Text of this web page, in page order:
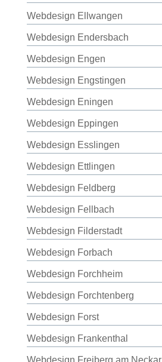
Webdesign Ellwangen
Webdesign Endersbach
Webdesign Engen
Webdesign Engstingen
Webdesign Eningen
Webdesign Eppingen
Webdesign Esslingen
Webdesign Ettlingen
Webdesign Feldberg
Webdesign Fellbach
Webdesign Filderstadt
Webdesign Forbach
Webdesign Forchheim
Webdesign Forchtenberg
Webdesign Forst
Webdesign Frankenthal
Webdesign Freiberg am Neckar